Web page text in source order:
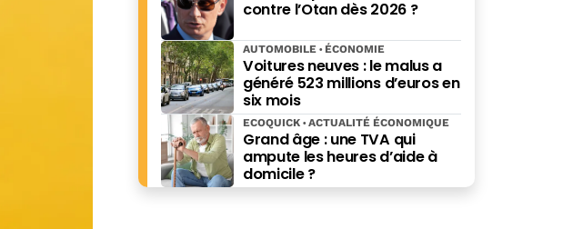
contre l’Otan dès 2026 ?
Voitures neuves : le malus a
généré 523 millions d’euros en
six mois
AUTOMOBILE ÉCONOMIE
Grand âge : une TVA qui
ampute les heures d’aide à
domicile ?
ECOQUICK ACTUALITÉ ÉCONOMIQUE